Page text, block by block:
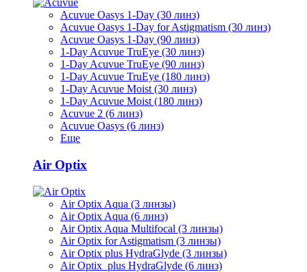
Acuvue Oasys 1-Day (30 линз)
Acuvue Oasys 1-Day for Astigmatism (30 линз)
Acuvue Oasys 1-Day (90 линз)
1-Day Acuvue TruEye (30 линз)
1-Day Acuvue TruEye (90 линз)
1-Day Acuvue TruEye (180 линз)
1-Day Acuvue Moist (30 линз)
1-Day Acuvue Moist (180 линз)
Acuvue 2 (6 линз)
Acuvue Oasys (6 линз)
Еще
Air Optix
Air Optix Aqua (3 линзы)
Air Optix Aqua (6 линз)
Air Optix Aqua Multifocal (3 линзы)
Air Optix for Astigmatism (3 линзы)
Air Optix plus HydraGlyde (3 линзы)
Air Optix plus HydraGlyde (6 линз)